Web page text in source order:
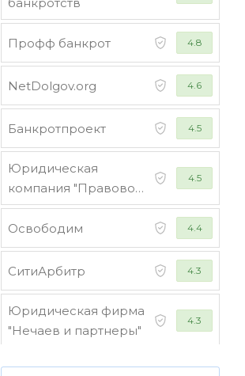
Профф банкрот 4.8
NetDolgov.org 4.6
Банкротпроект 4.5
Юридическая
компания "Правовой
совет"
4.5
Освободим 4.4
СитиАрбитр 4.3
Юридическая фирма
"Нечаев и партнеры"
4.3
Стороженко и